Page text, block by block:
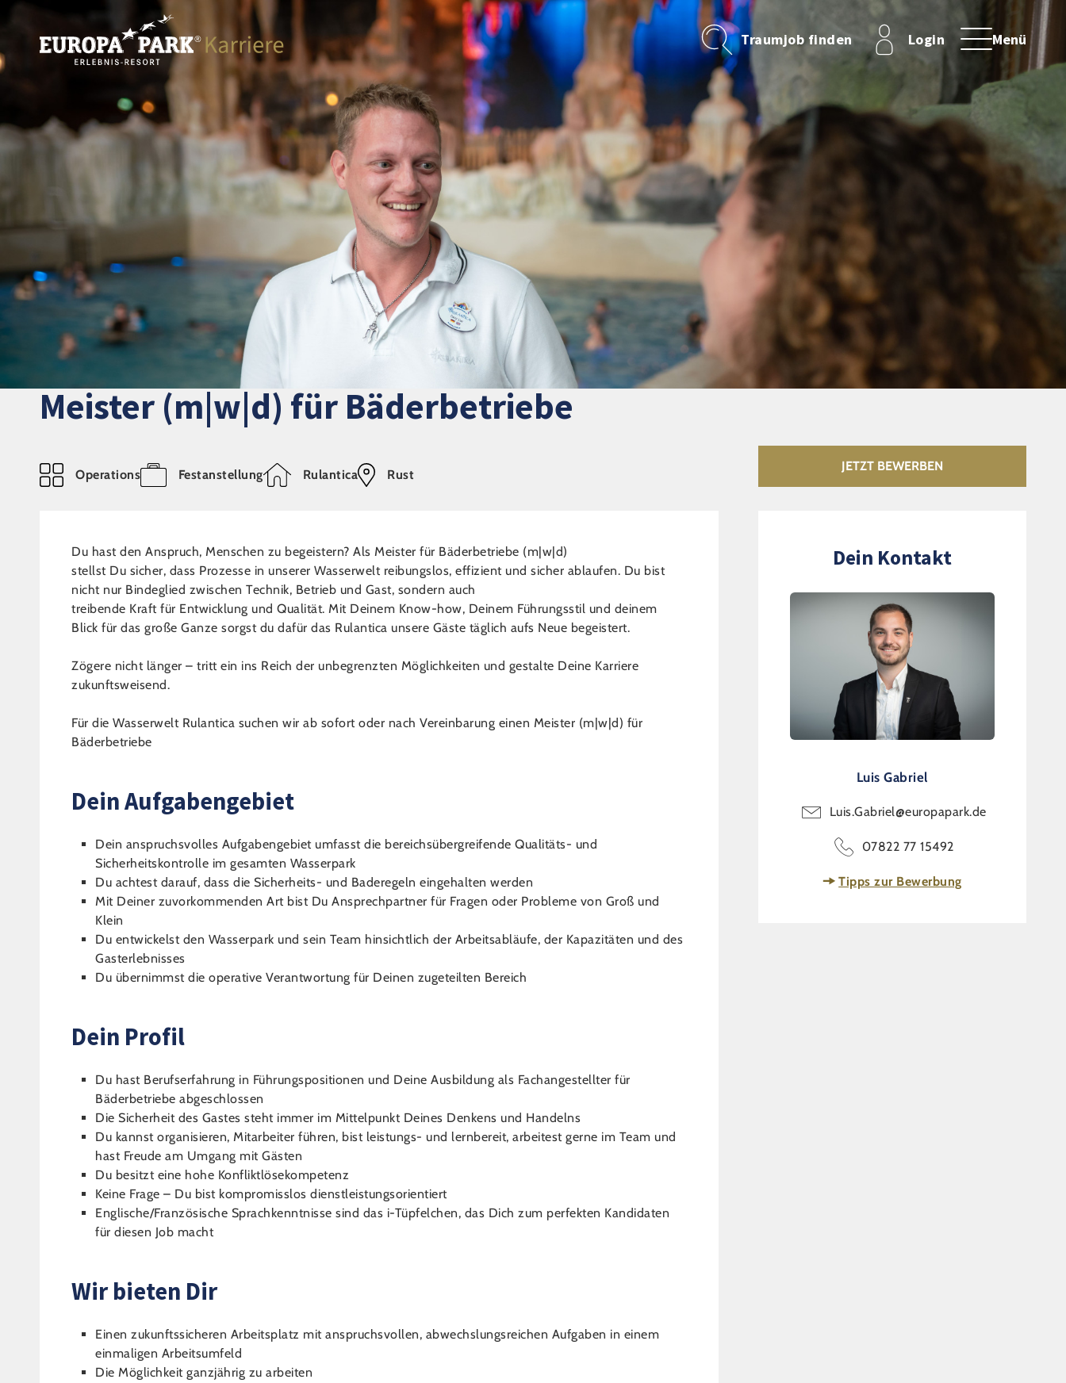
Direkt zum Inhalt Traumjob finden Login Menü
Meister (m|w|d) für Bäderbetriebe
Operations Festanstellung Rulantica Rust
JETZT BEWERBEN
Du hast den Anspruch, Menschen zu begeistern? Als Meister für Bäderbetriebe (m|w|d)
stellst Du sicher, dass Prozesse in unserer Wasserwelt reibungslos, effizient und sicher ablaufen. Du bist
nicht nur Bindeglied zwischen Technik, Betrieb und Gast, sondern auch
treibende Kraft für Entwicklung und Qualität. Mit Deinem Know-how, Deinem Führungsstil und deinem
Blick für das große Ganze sorgst du dafür das Rulantica unsere Gäste täglich aufs Neue begeistert.
Zögere nicht länger – tritt ein ins Reich der unbegrenzten Möglichkeiten und gestalte Deine Karriere
zukunftsweisend.
Für die Wasserwelt Rulantica suchen wir ab sofort oder nach Vereinbarung einen Meister (m|w|d) für
Bäderbetriebe
Dein Aufgabengebiet
Dein anspruchsvolles Aufgabengebiet umfasst die bereichsübergreifende Qualitäts- und
Sicherheitskontrolle im gesamten Wasserpark
Du achtest darauf, dass die Sicherheits- und Baderegeln eingehalten werden
Mit Deiner zuvorkommenden Art bist Du Ansprechpartner für Fragen oder Probleme von Groß und
Klein
Du entwickelst den Wasserpark und sein Team hinsichtlich der Arbeitsabläufe, der Kapazitäten und des
Gasterlebnisses
Du übernimmst die operative Verantwortung für Deinen zugeteilten Bereich
Dein Profil
Du hast Berufserfahrung in Führungspositionen und Deine Ausbildung als Fachangestellter für
Bäderbetriebe abgeschlossen
Die Sicherheit des Gastes steht immer im Mittelpunkt Deines Denkens und Handelns
Du kannst organisieren, Mitarbeiter führen, bist leistungs- und lernbereit, arbeitest gerne im Team und
hast Freude am Umgang mit Gästen
Du besitzt eine hohe Konfliktlösekompetenz
Keine Frage – Du bist kompromisslos dienstleistungsorientiert
Englische/Französische Sprachkenntnisse sind das i-Tüpfelchen, das Dich zum perfekten Kandidaten
für diesen Job macht
Wir bieten Dir
Einen zukunftssicheren Arbeitsplatz mit anspruchsvollen, abwechslungsreichen Aufgaben in einem
einmaligen Arbeitsumfeld
Die Möglichkeit ganzjährig zu arbeiten
Dein Kontakt
Luis Gabriel
Luis.Gabriel@europapark.de
07822 77 15492
Tipps zur Bewerbung